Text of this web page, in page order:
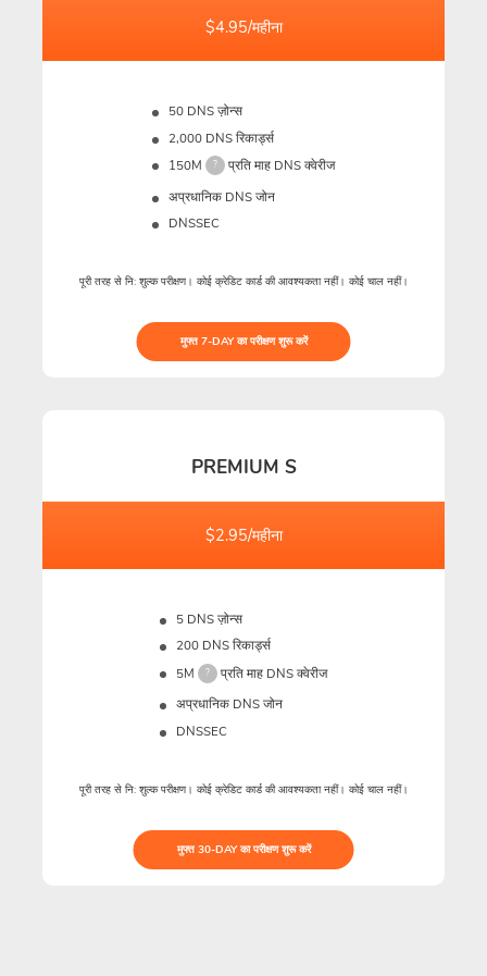
$4.95/महीना
50 DNS ज़ोन्स
2,000 DNS रिकार्ड्स
150M
?
प्रति माह DNS क्वेरीज
अप्रधानिक DNS जोन
DNSSEC
पूरी तरह से नि: शुल्क परीक्षण। कोई क्रेडिट कार्ड की आवश्यकता नहीं। कोई चाल नहीं।
मुफ्त 7-DAY का परीक्षण शुरू करें
PREMIUM S
$2.95/महीना
5 DNS ज़ोन्स
200 DNS रिकार्ड्स
5M
?
प्रति माह DNS क्वेरीज
अप्रधानिक DNS जोन
DNSSEC
पूरी तरह से नि: शुल्क परीक्षण। कोई क्रेडिट कार्ड की आवश्यकता नहीं। कोई चाल नहीं।
मुफ्त 30-DAY का परीक्षण शुरू करें